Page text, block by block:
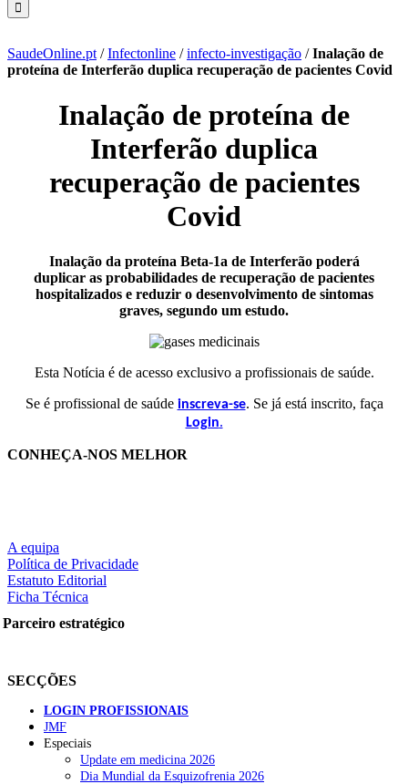
SaudeOnline.pt /Infectonline /infecto-investigação /Inalação de
proteína de Interferão duplica recuperação de pacientes Covid
Inalação de proteína de
Interferão duplica
recuperação de pacientes
Covid
Inalação da proteína Beta-1a de Interferão poderá
duplicar as probabilidades de recuperação de pacientes
hospitalizados e reduzir o desenvolvimento de sintomas
graves, segundo um estudo.
Esta Notícia é de acesso exclusivo a profissionais de saúde.
Se é profissional de saúde inscreva-se. Se já está inscrito, faça
Login.
CONHEÇA-NOS MELHOR
A equipa
Política de Privacidade
Estatuto Editorial
Ficha Técnica
Parceiro estratégico
SECÇÕES
LOGIN PROFISSIONAIS
JMF
Especiais
Update em medicina 2026
Dia Mundial da Esquizofrenia 2026